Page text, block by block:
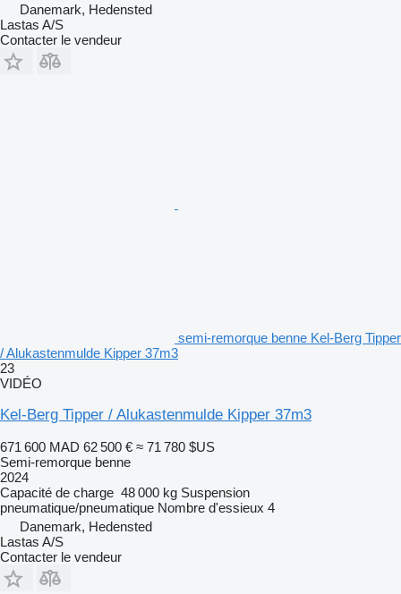
Danemark, Hedensted
Lastas A/S
Contacter le vendeur
semi-remorque benne Kel-Berg Tipper
/ Alukastenmulde Kipper 37m3
23
VIDÉO
Kel-Berg Tipper / Alukastenmulde Kipper 37m3
671 600 MAD 62 500 € ≈ 71 780 $US
Semi-remorque benne
2024
Capacité de charge 48 000 kg Suspension
pneumatique/pneumatique Nombre d'essieux 4
Danemark, Hedensted
Lastas A/S
Contacter le vendeur